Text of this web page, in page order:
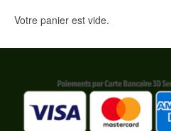
Votre panier est vide.